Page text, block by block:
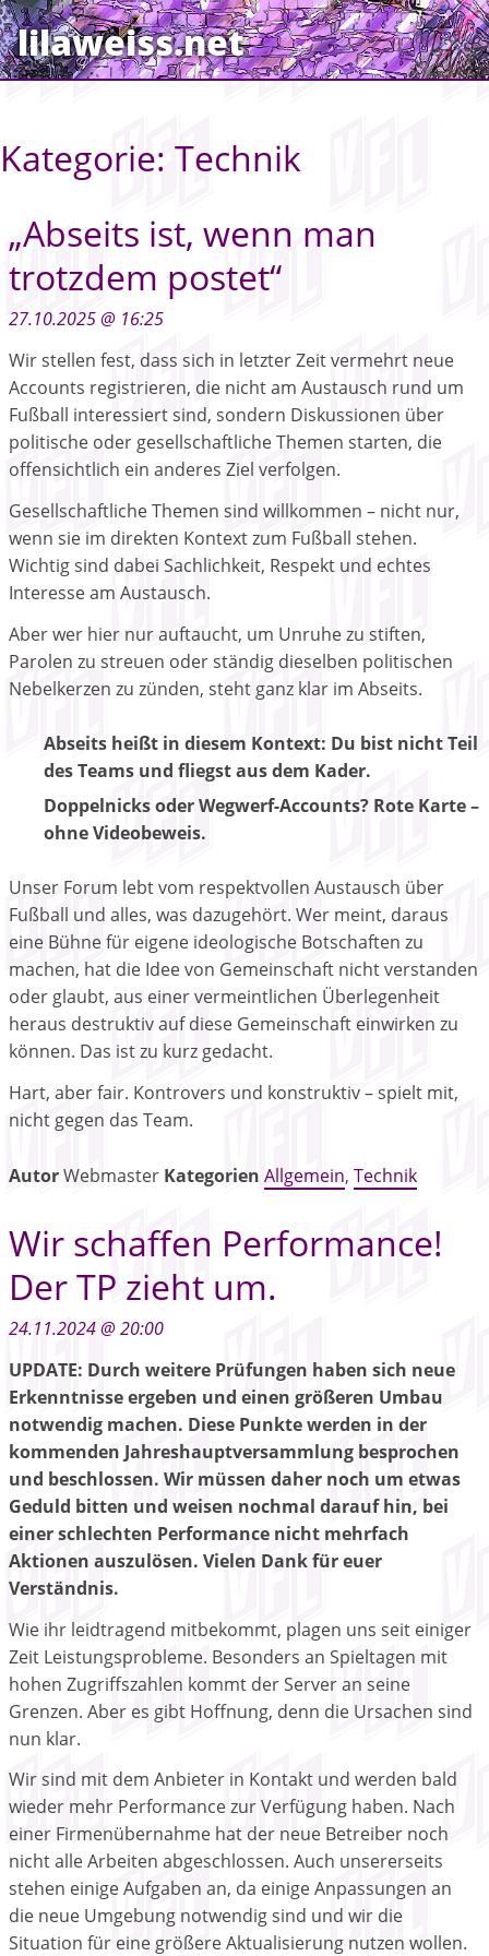
lilaweiss.net
Kategorie: Technik
„Abseits ist, wenn man
trotzdem postet“
27.10.2025 @ 16:25
Wir stellen fest, dass sich in letzter Zeit vermehrt neue
Accounts registrieren, die nicht am Austausch rund um
Fußball interessiert sind, sondern Diskussionen über
politische oder gesellschaftliche Themen starten, die
offensichtlich ein anderes Ziel verfolgen.
Gesellschaftliche Themen sind willkommen – nicht nur,
wenn sie im direkten Kontext zum Fußball stehen.
Wichtig sind dabei Sachlichkeit, Respekt und echtes
Interesse am Austausch.
Aber wer hier nur auftaucht, um Unruhe zu stiften,
Parolen zu streuen oder ständig dieselben politischen
Nebelkerzen zu zünden, steht ganz klar im Abseits.
Abseits heißt in diesem Kontext: Du bist nicht Teil
des Teams und fliegst aus dem Kader.
Doppelnicks oder Wegwerf-Accounts? Rote Karte –
ohne Videobeweis.
Unser Forum lebt vom respektvollen Austausch über
Fußball und alles, was dazugehört. Wer meint, daraus
eine Bühne für eigene ideologische Botschaften zu
machen, hat die Idee von Gemeinschaft nicht verstanden
oder glaubt, aus einer vermeintlichen Überlegenheit
heraus destruktiv auf diese Gemeinschaft einwirken zu
können. Das ist zu kurz gedacht.
Hart, aber fair. Kontrovers und konstruktiv – spielt mit,
nicht gegen das Team.
AutorWebmaster Kategorien Allgemein, Technik
Wir schaffen Performance!
Der TP zieht um.
24.11.2024 @ 20:00
UPDATE: Durch weitere Prüfungen haben sich neue
Erkenntnisse ergeben und einen größeren Umbau
notwendig machen. Diese Punkte werden in der
kommenden Jahreshauptversammlung besprochen
und beschlossen. Wir müssen daher noch um etwas
Geduld bitten und weisen nochmal darauf hin, bei
einer schlechten Performance nicht mehrfach
Aktionen auszulösen. Vielen Dank für euer
Verständnis.
Wie ihr leidtragend mitbekommt, plagen uns seit einiger
Zeit Leistungsprobleme. Besonders an Spieltagen mit
hohen Zugriffszahlen kommt der Server an seine
Grenzen. Aber es gibt Hoffnung, denn die Ursachen sind
nun klar.
Wir sind mit dem Anbieter in Kontakt und werden bald
wieder mehr Performance zur Verfügung haben. Nach
einer Firmenübernahme hat der neue Betreiber noch
nicht alle Arbeiten abgeschlossen. Auch unsererseits
stehen einige Aufgaben an, da einige Anpassungen an
die neue Umgebung notwendig sind und wir die
Situation für eine größere Aktualisierung nutzen wollen.